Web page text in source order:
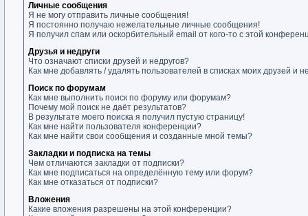
Личные сообщения
Я не могу отправить личные сообщения!
Я постоянно получаю нежелательные личные сообщения!
Я получил спам или оскорбительный email от кого-то с этой
Друзья и недруги
Что означают списки друзей и недругов?
Как мне добавлять / удалять пользователей в списках моих друзей и
Поиск по форумам
Как мне выполнить поиск по форуму или форумам?
Почему мой поиск не даёт результатов?
В результате моего поиска я получил пустую страницу!
Как мне найти пользователя конференции?
Как мне найти свои сообщения и созданные мной темы?
Закладки и подписка на темы
Чем отличаются закладки от подписки?
Как мне подписаться на определённую тему или форум?
Как мне отказаться от подписки?
Вложения
Какие вложения разрешены на этой конференции?